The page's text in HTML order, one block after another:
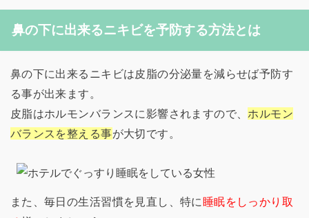
鼻の下に出来るニキビを予防する方法とは
鼻の下に出来るニキビは皮脂の分泌量を減らせば予防す
る事が出来ます。
皮脂はホルモンバランスに影響されますので、 ホルモン
バランスを整える事が大切です。
また、毎日の生活習慣を見直し、特に睡眠をしっかり取